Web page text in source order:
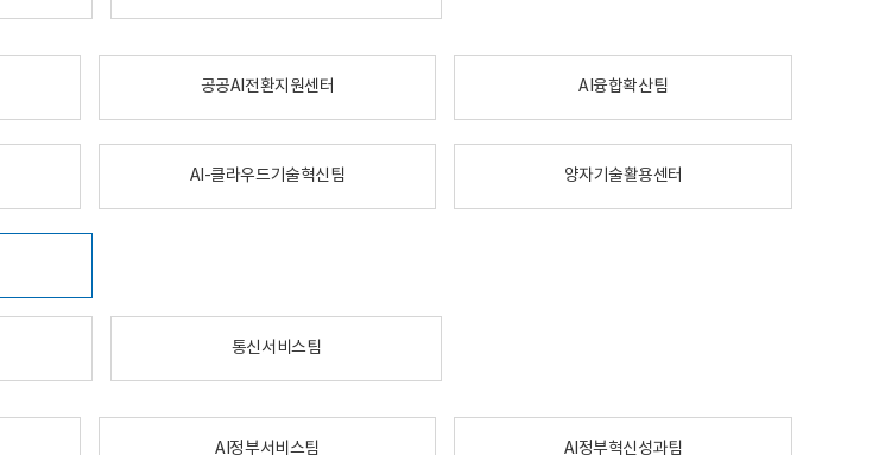
공공AI전환지원센터 AI융합확산팀
AI-클라우드기술혁신팀 양자기술활용센터
통신서비스팀
AI정부서비스팀 AI정부혁신성과팀